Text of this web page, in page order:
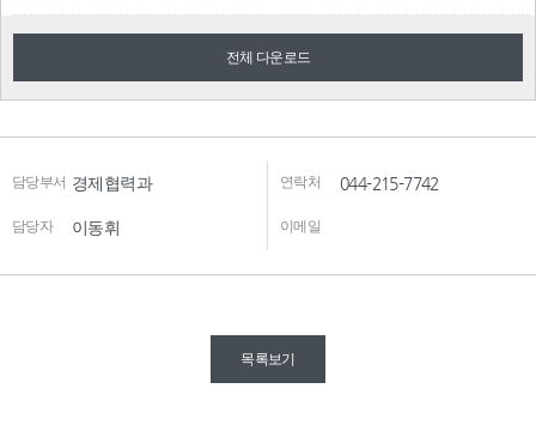
전체 다운로드
담당부서 경제협력과 연락처 044-215-7742
담당자 이동휘 이메일
목록보기